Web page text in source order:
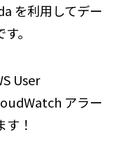
を利用してデー
。
User
アラー
！